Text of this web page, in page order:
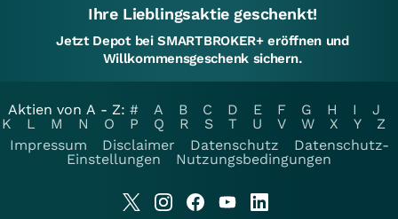
Ihre Lieblingsaktie geschenkt!
Jetzt Depot bei SMARTBROKER+ eröffnen und
Willkommensgeschenk sichern.
Aktien von A - Z: # A B C D E F G H I
J
K
L M N O P Q R S T U V W X Y
Z
Impressum
Disclaimer Datenschutz
Datenschutz-
Einstellungen
Nutzungsbedingungen